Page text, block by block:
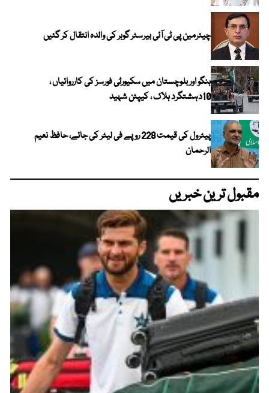
چیئرمین پی ٹی آئی بیرسٹر گوہر کی والدہ انتقال کر گئیں
ہنگو اور بلوچستان میں سکیورٹی فورسز کی کارروائیاں ،
10دہشتگرد ہلاک ، کیپٹن شہید
پیٹرول کی قیمت 228 روپے فی لیٹر کی جائے، حافظ نعیم
الرحمان
مقبول ترین خبریں